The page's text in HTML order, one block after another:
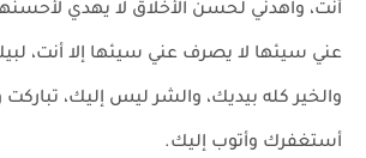
أنت، واهدني لحسن الأخلاق لا يهدي
عني سيئها لا يصرف عني سيئها إلا أنت،
والخير كله بيديك، والشر ليس إليك، تباركت
أستغفرك وأتوب إليك.